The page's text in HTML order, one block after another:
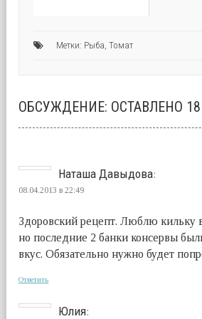
Метки: Рыба, Томат
ОБСУЖДЕНИЕ: ОСТАВЛЕНО
Наташа Давыдова:
08.04.2013 в 22:49
Здоровский рецепт. Люблю кильку
но последние 2 банки консервы
вкус. Обязательно нужно будет
Ответить
Юлия: